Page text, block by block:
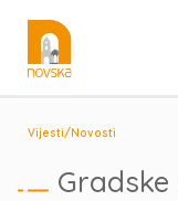
Vijesti/Novosti